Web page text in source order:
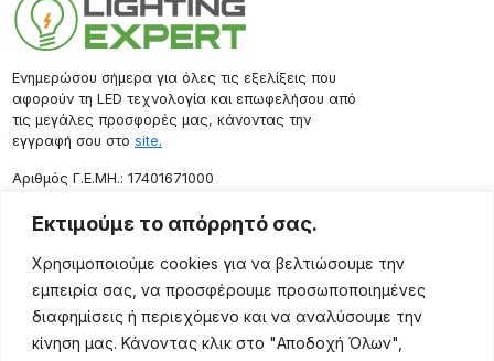
Εκτιμούμε το απόρρητό σας.
Χρησιμοποιούμε cookies για να βελτιώσουμε την
εμπειρία σας, να προσφέρουμε προσωποποιημένες
διαφημίσεις ή περιεχόμενο και να αναλύσουμε την
κίνηση μας. Κάνοντας κλικ στο "Αποδοχή Όλων",
Ενημερώσου σήμερα για όλες τις εξελίξεις που
αφορούν τη LED τεχνολογία και επωφελήσου από
τις μεγάλες προσφορές μας, κάνοντας την
εγγραφή σου στο site.
Aριθμός Γ.Ε.ΜΗ.: 17401671000
Επικοινωνία
Ρόδου 133, Αθήνα 10443
(+30) 211 725 5427
sales@lightingexpert.gr